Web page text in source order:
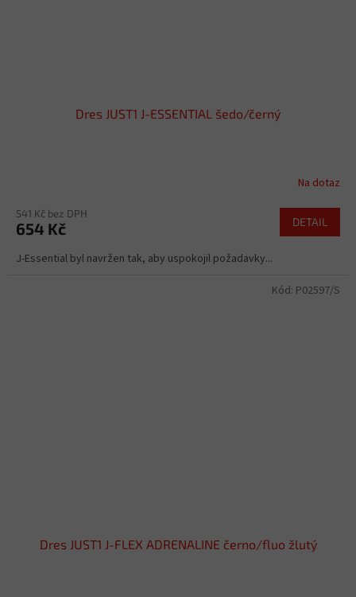
Dres JUST1 J-ESSENTIAL šedo/černý
Na dotaz
541 Kč bez DPH
654 Kč DETAIL
J-Essential byl navržen tak, aby uspokojil požadavky...
Dres JUST1 J-FLEX ADRENALINE černo/fluo žlutý
Kód: P02597/S